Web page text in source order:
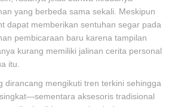
yang berbeda sama sekali. Meskipun
dapat memberikan sentuhan segar pada
pembicaraan baru karena tampilan
kurang memiliki jalinan cerita personal
itu.
dirancang mengikuti tren terkini sehingga
aksesoris tradisional